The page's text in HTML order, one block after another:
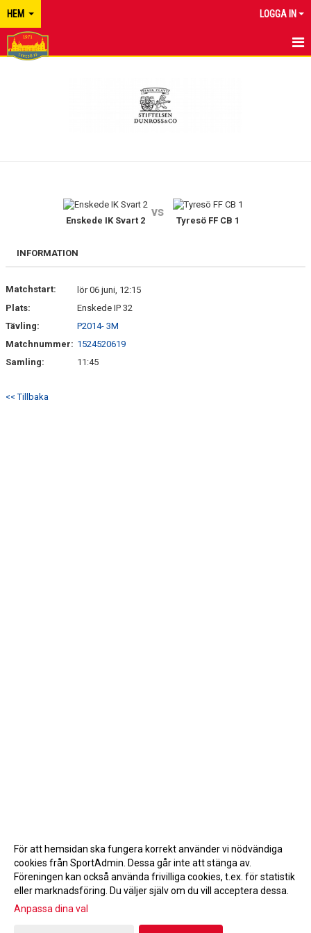
HEM LOGGA IN
Enskede IK Svart 2
vs
Tyresö FF CB 1
INFORMATION
Matchstart:
lör 06 juni, 12:15
Plats:
Enskede IP 32
Tävling:
P2014- 3M
Matchnummer: 1524520619
Samling:
11:45
<< Tillbaka
Gå till Webbversion
För att hemsidan ska fungera korrekt använder vi nödvändiga
cookies från SportAdmin. Dessa går inte att stänga av.
Föreningen kan också använda frivilliga cookies, t.ex. för statistik
eller marknadsföring. Du väljer själv om du vill acceptera dessa.
Anpassa dina val